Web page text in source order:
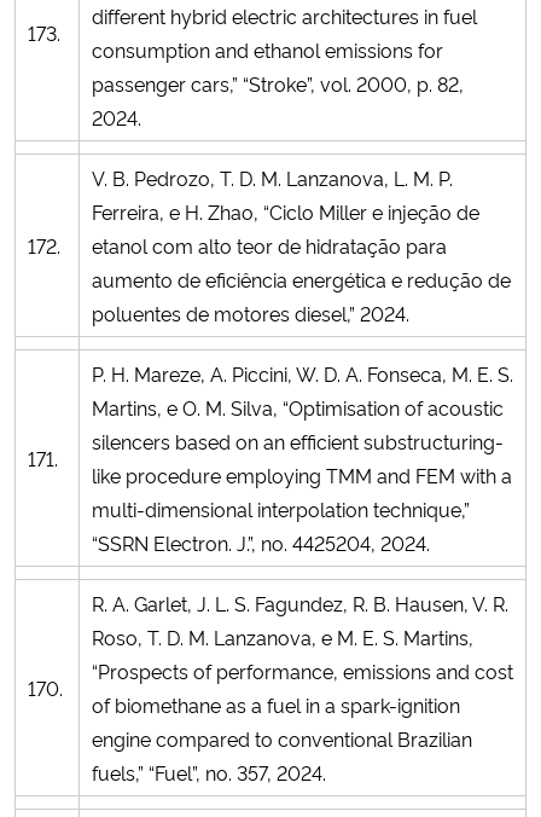
173.
different hybrid electric architectures in fuel
consumption and ethanol emissions for
passenger cars,” “Stroke”, vol. 2000, p. 82,
2024.
172.
V. B. Pedrozo, T. D. M. Lanzanova, L. M. P.
Ferreira, e H. Zhao, “Ciclo Miller e injeção de
etanol com alto teor de hidratação para
aumento de eficiência energética e redução de
poluentes de motores diesel,” 2024.
171.
P. H. Mareze, A. Piccini, W. D. A. Fonseca, M. E. S.
Martins, e O. M. Silva, “Optimisation of acoustic
silencers based on an efficient substructuring-
like procedure employing TMM and FEM with a
multi-dimensional interpolation technique,”
“SSRN Electron. J.”, no. 4425204, 2024.
170.
R. A. Garlet, J. L. S. Fagundez, R. B. Hausen, V. R.
Roso, T. D. M. Lanzanova, e M. E. S. Martins,
“Prospects of performance, emissions and cost
of biomethane as a fuel in a spark-ignition
engine compared to conventional Brazilian
fuels,” “Fuel”, no. 357, 2024.